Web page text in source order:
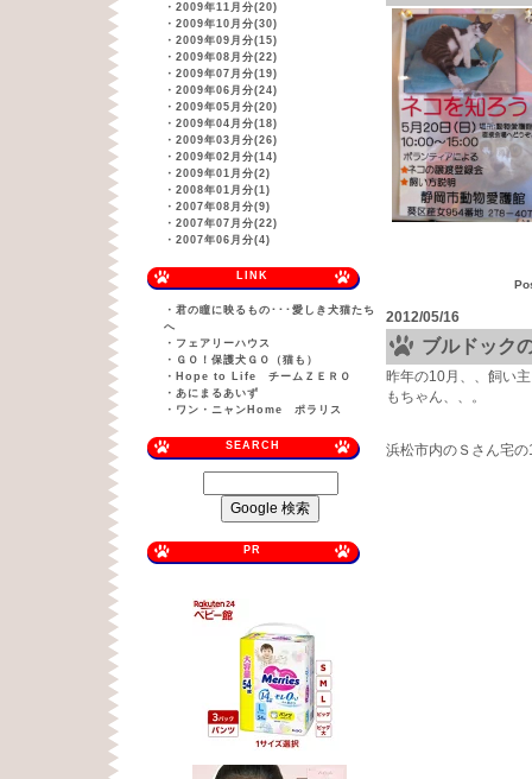
・ 2009年11月分(20)
・ 2009年10月分(30)
・ 2009年09月分(15)
・ 2009年08月分(22)
・ 2009年07月分(19)
・ 2009年06月分(24)
・ 2009年05月分(20)
・ 2009年04月分(18)
・ 2009年03月分(26)
・ 2009年02月分(14)
・ 2009年01月分(2)
・ 2008年01月分(1)
・ 2007年08月分(9)
・ 2007年07月分(22)
・ 2007年06月分(4)
LINK
・ 君の瞳に映るもの･･･愛しき犬猫たち
へ
・ フェアリーハウス
・ ＧＯ！保護犬ＧＯ（猫も）
・ Hope to Life チームＺＥＲＯ
・ あにまるあいず
・ ワン・ニャンHome ポラリス
SEARCH
PR
2012/05/16
ブルドック
昨年の10月、、飼い
もちゃん、、。
浜松市内のＳさん宅